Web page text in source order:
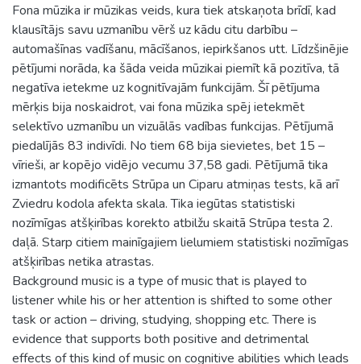
Fona mūzika ir mūzikas veids, kura tiek atskaņota brīdī, kad
klausītājs savu uzmanību vērš uz kādu citu darbību –
automašīnas vadīšanu, mācīšanos, iepirkšanos utt. Līdzšinējie
pētījumi norāda, ka šāda veida mūzikai piemīt kā pozitīva, tā
negatīva ietekme uz kognitīvajām funkcijām. Šī pētījuma
mērķis bija noskaidrot, vai fona mūzika spēj ietekmēt
selektīvo uzmanību un vizuālās vadības funkcijas. Pētījumā
piedalījās 83 indivīdi. No tiem 68 bija sievietes, bet 15 –
vīrieši, ar kopējo vidējo vecumu 37,58 gadi. Pētījumā tika
izmantots modificēts Strūpa un Ciparu atmiņas tests, kā arī
Zviedru kodola afekta skala. Tika iegūtas statistiski
nozīmīgas atšķirības korekto atbilžu skaitā Strūpa testa 2.
daļā. Starp citiem mainīgajiem lielumiem statistiski nozīmīgas
atšķirības netika atrastas.
Background music is a type of music that is played to
listener while his or her attention is shifted to some other
task or action – driving, studying, shopping etc. There is
evidence that supports both positive and detrimental
effects of this kind of music on cognitive abilities which leads